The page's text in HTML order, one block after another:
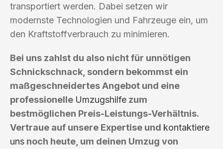
transportiert werden. Dabei setzen wir
modernste Technologien und Fahrzeuge ein, um
den Kraftstoffverbrauch zu minimieren.
Bei uns zahlst du also nicht für unnötigen
Schnickschnack, sondern bekommst ein
maßgeschneidertes Angebot und eine
professionelle Umzugshilfe zum
bestmöglichen Preis-Leistungs-Verhältnis.
Vertraue auf unsere Expertise und kontaktiere
uns noch heute, um deinen Umzug von